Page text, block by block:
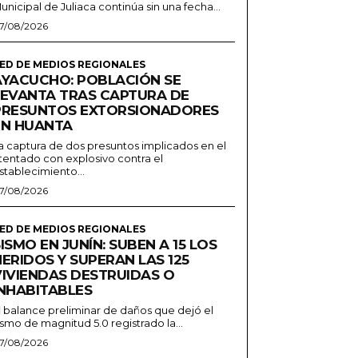
de Juliaca continúa sin una fecha...
08/2026
DE MEDIOS REGIONALES
POBLACIÓN SE
TRAS CAPTURA DE
EXTORSIONADORES
HUANTA
captura de dos presuntos implicados en el
con explosivo contra el
08/2026
DE MEDIOS REGIONALES
EN JUNÍN: SUBEN A 15 LOS
Y SUPERAN LAS 125
DESTRUIDAS O
balance preliminar de daños que dejó el
de magnitud 5.0 registrado la...
08/2026